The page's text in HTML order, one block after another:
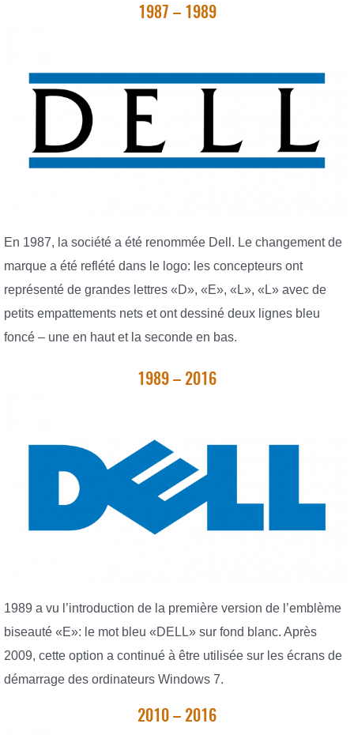
1987 – 1989
En 1987, la société a été renommée Dell. Le changement de
marque a été reflété dans le logo: les concepteurs ont
représenté de grandes lettres «D», «E», «L», «L» avec de
petits empattements nets et ont dessiné deux lignes bleu
foncé – une en haut et la seconde en bas.
1989 – 2016
1989 a vu l’introduction de la première version de l’emblème
biseauté «E»: le mot bleu «DELL» sur fond blanc. Après
2009, cette option a continué à être utilisée sur les écrans de
démarrage des ordinateurs Windows 7.
2010 – 2016